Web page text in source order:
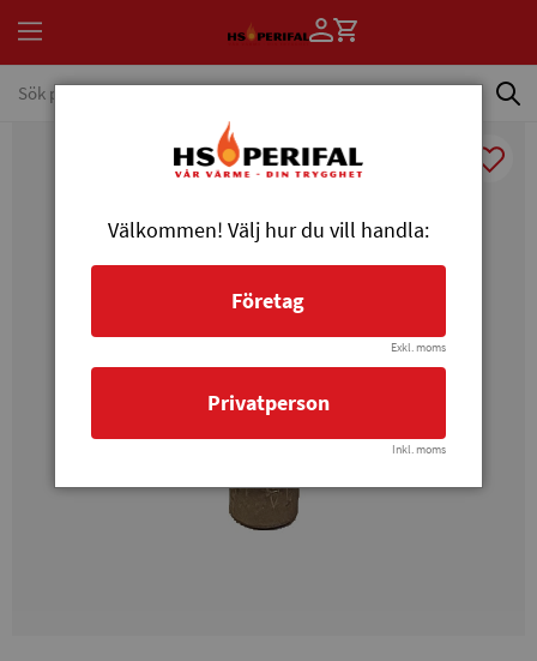
Välkommen! Välj hur du vill handla:
Företag
Exkl. moms
Privatperson
Inkl. moms